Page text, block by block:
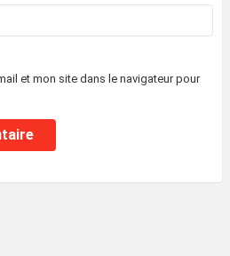
et mon site dans le navigateur pour